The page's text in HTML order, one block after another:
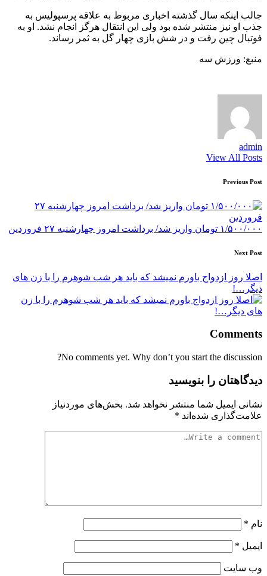
جالب اینکه سال گذشته اخباری مربوط به علاقه پرسپولیس به
جذب او نیز منتشر شده بود ولی این انتقال هرگز انجام نشد. او به
فوتبال چین رفت و در شش بازی چهار گل به ثمر رساند.
منبع: ورزش سه
admin
View All Posts
Post
navigation
Previous Post
۱/۵۰۰/۰۰۰ تومان واریز شد/ برداشت امروز چهارشنبه ۲۷ فروردین
Next Post
اصلا روز ازدواج باورم نمیشد که باید هر شب شوهرم را با زن های
دیگر…!
Comments
No comments yet. Why don’t you start the discussion?
دیدگاهتان را بنویسید
نشانی ایمیل شما منتشر نخواهد شد. بخش‌های موردنیاز
علامت‌گذاری شده‌اند *
نام *
ایمیل *
وب‌ سایت